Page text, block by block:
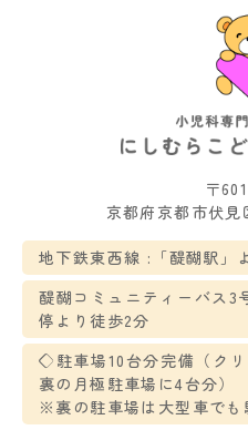
〒
京都府京都市伏
地下鉄東西線 :「醍醐駅」
醍醐コミュニティーバス3
停より徒歩2分
◇駐車場10台分完備（クリ
裏の月極駐車場に4台分）
※裏の駐車場は大型車でも